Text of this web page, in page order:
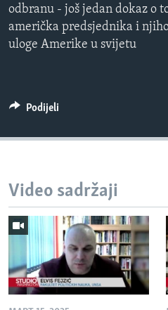
Jezici
odbranu - još jedan dokaz o
američka predsjednika i
uloge Amerike u svijetu
Podijeli
Video sadržaji